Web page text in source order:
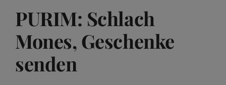
PURIM: Schlach
Mones, Geschenke
senden